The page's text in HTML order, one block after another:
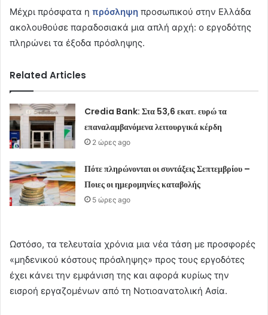
Μέχρι πρόσφατα η πρόσληψη προσωπικού στην Ελλάδα
ακολουθούσε παραδοσιακά μια απλή αρχή: ο εργοδότης
πληρώνει τα έξοδα πρόσληψης.
Related Articles
Credia Bank: Στα 53,6 εκατ. ευρώ τα
επαναλαμβανόμενα λειτουργικά κέρδη
2 ώρες ago
Πότε πληρώνονται οι συντάξεις Σεπτεμβρίου –
Ποιες οι ημερομηνίες καταβολής
5 ώρες ago
Ωστόσο, τα τελευταία χρόνια μια νέα τάση με προσφορές
«μηδενικού κόστους πρόσληψης» προς τους εργοδότες
έχει κάνει την εμφάνιση της και αφορά κυρίως την
εισροή εργαζομένων από τη Νοτιοανατολική Ασία.